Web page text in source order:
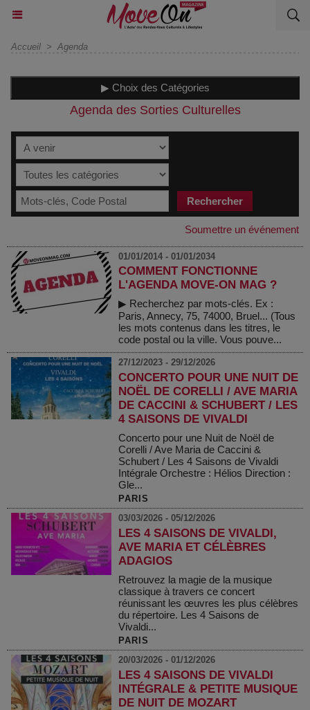
Accueil > Agenda
▶ Choix des Catégories
Agenda des Sorties Culturelles
Soumettre un événement
01/01/2014 - 01/01/2034
COMMENT FONCTIONNE
L'AGENDA MOVE-ON MAG ?
▶ Recherchez par mots-clés. Ex :
Paris, Annecy, 75, 74000, Bruel... (Tous
les mots contenus dans les titres, le
code postal ou la ville. Vous pouve...
27/12/2023 - 29/12/2026
CONCERTO POUR UNE NUIT DE
NOËL DE CORELLI / AVE MARIA
DE CACCINI & SCHUBERT / LES
4 SAISONS DE VIVALDI
Concerto pour une Nuit de Noël de
Corelli / Ave Maria de Caccini &
Schubert / Les 4 Saisons de Vivaldi
Intégrale Orchestre : Hélios Direction :
Gle...
PARIS
03/03/2026 - 05/12/2026
LES 4 SAISONS DE VIVALDI,
AVE MARIA ET CÉLÈBRES
ADAGIOS
Retrouvez la magie de la musique
classique à travers ce concert
réunissant les œuvres les plus célèbres
du répertoire. Les 4 Saisons de
Vivaldi...
PARIS
20/03/2026 - 01/12/2026
LES 4 SAISONS DE VIVALDI
INTÉGRALE & PETITE MUSIQUE
DE NUIT DE MOZART